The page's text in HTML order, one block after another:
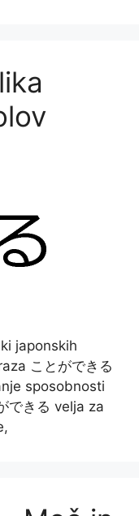
japonskih
ことができる
sposobnosti
できる velja za